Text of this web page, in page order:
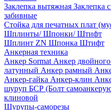
Заклепка вытяжная Заклепка
забивные
Стойка для печатных плат
Шплинты/ Шпонки/ Штифт
Шплинт ZN Шпонка Штифт
Анкерная техника
Анкер Sormat Анкер двойного
латунный Анкер рамный
Анкер-гайка Анкер-клин
шуруп БСР (Болт
клиновой
Шурупы-саморезы